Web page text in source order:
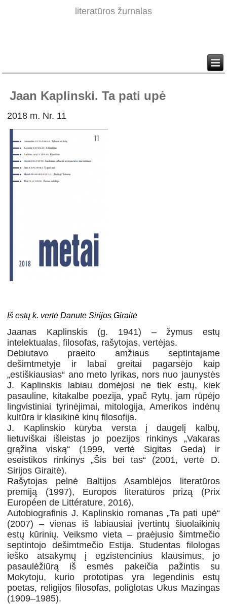
literatūros žurnalas
Jaan Kaplinski. Ta pati upė
2018 m. Nr. 11
Iš estų k. vertė Danutė Sirijos Giraitė
Jaanas Kaplinskis (g. 1941) – žymus estų
intelektualas, filosofas, rašytojas, vertėjas.
Debiutavo praeito amžiaus septintajame
dešimtmetyje ir labai greitai pagarsėjo kaip
„estiškiausias“ ano meto lyrikas, nors nuo jaunystės
J. Kaplinskis labiau domėjosi ne tiek estų, kiek
pasauline, kitakalbe poezija, ypač Rytų, jam rūpėjo
lingvistiniai tyrinėjimai, mitologija, Amerikos indėnų
kultūra ir klasikinė kinų filosofija.
J. Kaplinskio kūryba versta į daugelį kalbų,
lietuviškai išleistas jo poezijos rinkinys „Vakaras
grąžina viską“ (1999, vertė Sigitas Geda) ir
eseistikos rinkinys „Šis bei tas“ (2001, vertė D.
Sirijos Giraitė).
Rašytojas pelnė Baltijos Asamblėjos literatūros
premiją (1997), Europos literatūros prizą (Prix
Européen de Littérature, 2016).
Autobiografinis J. Kaplinskio romanas „Ta pati upė“
(2007) – vienas iš labiausiai įvertintų šiuolaikinių
estų kūrinių. Veiksmo vieta – praėjusio šimtmečio
septintojo dešimtmečio Estija. Studentas filologas
ieško atsakymų į egzistencinius klausimus, jo
pasaulėžiūrą iš esmės pakeičia pažintis su
Mokytoju, kurio prototipas yra legendinis estų
poetas, religijos filosofas, poliglotas Ukus Mazingas
(1909–1985).